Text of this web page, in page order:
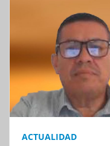
ACTUALIDAD